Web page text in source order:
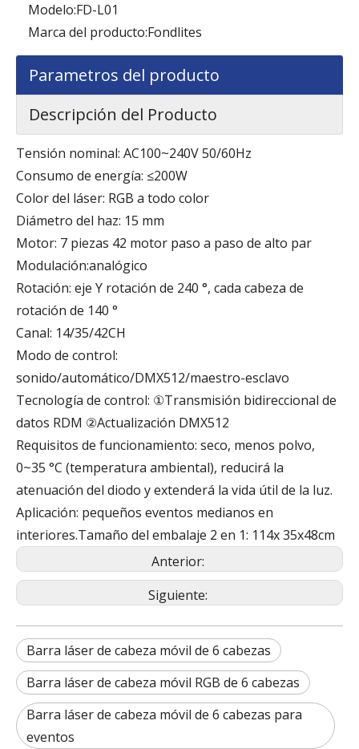
Modelo:FD-L01
Marca del producto:Fondlites
Parametros del producto
Descripción del Producto
Tensión nominal: AC100~240V 50/60Hz
Consumo de energía: ≤200W
Color del láser: RGB a todo color
Diámetro del haz: 15 mm
Motor: 7 piezas 42 motor paso a paso de alto par
Modulación:analógico
Rotación: eje Y rotación de 240 °, cada cabeza de
rotación de 140 °
Canal: 14/35/42CH
Modo de control:
sonido/automático/DMX512/maestro-esclavo
Tecnología de control: ①Transmisión bidireccional de
datos RDM ②Actualización DMX512
Requisitos de funcionamiento: seco, menos polvo,
0~35 °C (temperatura ambiental), reducirá la
atenuación del diodo y extenderá la vida útil de la luz.
Aplicación: pequeños eventos medianos en
interiores.Tamaño del embalaje 2 en 1: 114x 35x48cm
Anterior:
Siguiente:
Barra láser de cabeza móvil de 6 cabezas
Barra láser de cabeza móvil RGB de 6 cabezas
Barra láser de cabeza móvil de 6 cabezas para
eventos